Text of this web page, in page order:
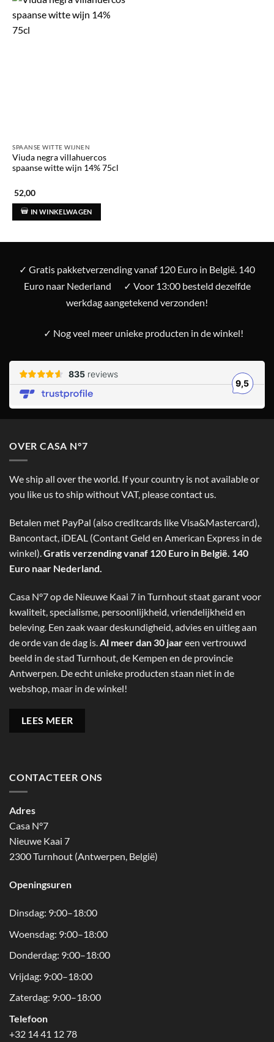
SPAANSE WITTE WIJNEN
Viuda negra villahuercos
spaanse witte wijn 14% 75cl
52,00
IN WINKELWAGEN
✓ Gratis pakketverzending vanaf 120 Euro in België. 140
Euro naar Nederland
✓ Voor 13:00 besteld dezelfde
werkdag aangetekend verzonden!
✓ Nog veel meer unieke producten in de winkel!
OVER CASA N°7
We ship all over the world. If your country is not available or
you like us to ship without VAT, please contact us.
Betalen met PayPal (also creditcards like Visa&Mastercard),
Bancontact, iDEAL (Contant Geld en American Express in de
winkel).Gratis verzending vanaf 120 Euro in België. 140
Euro naar Nederland.
Casa N°7 op de Nieuwe Kaai 7 in Turnhout staat garant voor
kwaliteit, specialisme, persoonlijkheid, vriendelijkheid en
beleving. Een zaak waar deskundigheid, advies en uitleg aan
de orde van de dag is. Al meer dan 30 jaareen vertrouwd
beeld in de stad Turnhout, de Kempen en de provincie
Antwerpen. De echt unieke producten staan niet in de
webshop, maar in de winkel!
LEES MEER
CONTACTEER ONS
Adres
Casa N°7
Nieuwe Kaai 7
2300 Turnhout (Antwerpen, België)
Openingsuren
Dinsdag: 9:00–18:00
Woensdag: 9:00–18:00
Donderdag: 9:00–18:00
Vrijdag: 9:00–18:00
Zaterdag: 9:00–18:00
Telefoon
+32 14 41 12 78